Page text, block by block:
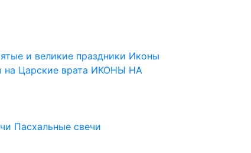
и великие праздники Иконы
на Царские врата ИКОНЫ НА
Пасхальные свечи